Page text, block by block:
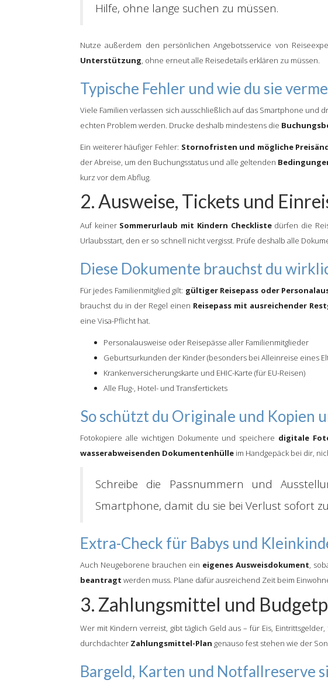
Hilfe, ohne lange suchen zu müssen.
Nutze außerdem den persönlichen Angebotsservice von
Unterstützung, ohne erneut alle Reisedetails erklären zu müssen.
Typische Fehler und wie du sie
Viele Familien verlassen sich ausschließlich auf das Smartphone und
echten Problem werden. Drucke deshalb mindestens die
Ein weiterer häufiger Fehler: Stornofristen und mögliche
der Abreise, um den Buchungsstatus und alle geltenden
kurz vor dem Abflug.
2. Ausweise, Tickets und
Auf keiner Sommerurlaub mit Kindern Checklistedürfen die
Urlaubsstart, den er so schnell nicht vergisst. Prüfe deshalb alle
Diese Dokumente brauchst du
Für jedes Familienmitglied gilt: gültiger Reisepass oder
brauchst du in der Regel einen Reisepass mit ausreichender
eine Visa-Pflicht hat.
Personalausweise oder Reisepässe aller Familienmitglieder
Geburtsurkunden der Kinder (besonders bei Alleinreise eines
Krankenversicherungskarte und EHIC-Karte (für EU-Reisen)
Alle Flug-, Hotel- und Transfertickets
So schützt du Originale und Kopien
Fotokopiere alle wichtigen Dokumente und speichere digitale
wasserabweisenden Dokumentenhülle im Handgepäck bei dir,
Schreibe die Passnummern und
Smartphone, damit du sie bei Verlust sofort
Extra-Check für Babys und
Auch Neugeborene brauchen ein eigenes Ausweisdokument,
beantragt werden muss. Plane dafür ausreichend Zeit beim
3. Zahlungsmittel und
Wer mit Kindern verreist, gibt täglich Geld aus – für Eis,
durchdachter Zahlungsmittel-Plan genauso fest stehen wie der
Bargeld, Karten und Notfallreserve